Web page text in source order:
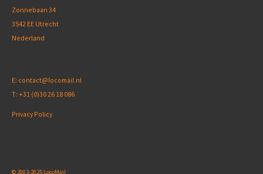
Zonnebaan 34
3542 EE Utrecht
Nederland
E: contact@locomail.nl
T: +31 (0)30 26 18 086
Privacy Policy
© 2003-2025 LocoMail